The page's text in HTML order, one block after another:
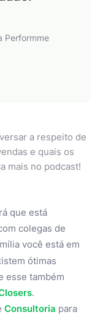
que está
colegas de
você está em
ótimas
esse também
.
Consultoria para
Performme
a respeito de
e quais os
mais no podcast!